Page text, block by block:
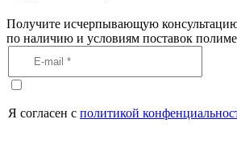
Получите исчерпывающую
по наличию и условиям поставок
Я согласен с политикой